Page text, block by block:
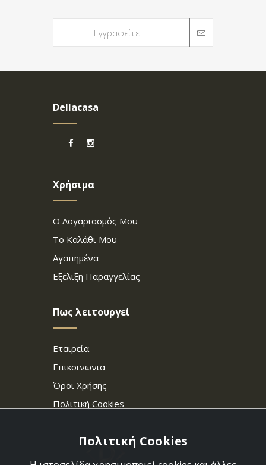
Dellacasa
Χρήσιμα
Ο Λογαριασμός Μου
Το Καλάθι Μου
Αγαπημένα
Εξέλιξη Παραγγελίας
Πως λειτουργεί
Εταιρεία
Επικοινωνια
Όροι Χρήσης
Πολιτική Cookies
Πολιτική Cookies